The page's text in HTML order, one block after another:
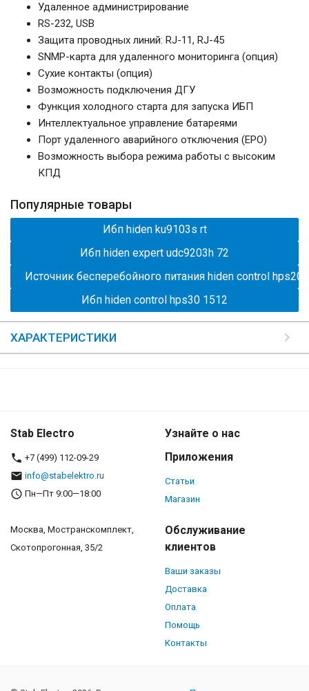
Удаленное администрирование
RS-232, USB
Защита проводных линий: RJ-11, RJ-45
SNMP-карта для удаленного мониторинга (опция)
Сухие контакты (опция)
Возможность подключения ДГУ
Функция холодного старта для запуска ИБП
Интеллектуальное управление батареями
Порт удаленного аварийного отключения (EPO)
Возможность выбора режима работы с высоким
КПД
Популярные товары
Ибп hiden ku9103s rt
Ибп hiden expert udc9203h 72
Источник бесперебойного питания hiden control hps20
Ибп hiden control hps30 1512
ХАРАКТЕРИСТИКИ
Stab Electro
+7 (499) 112-09-29
info@stabelektro.ru
Пн—Пт 9:00—18:00
Москва, Мостранскомплект,
Скотопрогонная, 35/2
Узнайте о нас
Приложения
Статьи
Магазин
Обслуживание
клиентов
Ваши заказы
Доставка
Оплата
Помощь
Контакты